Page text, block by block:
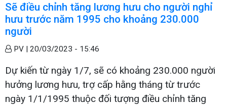
Sẽ điều chỉnh tăng lương hưu cho người nghỉ
hưu trước năm 1995 cho khoảng 230.000
người
PV | 20/03/2023 - 15:46
Dự kiến từ ngày 1/7, sẽ có khoảng 230.000 người
hưởng lương hưu, trợ cấp hằng tháng từ trước
ngày 1/1/1995 thuộc đối tượng điều chỉnh tăng